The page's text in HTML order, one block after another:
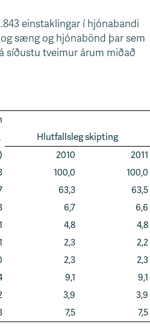
einstaklingar í hjónabandi
sæng og hjónabönd þar sem
síðustu tveimur árum miðað
Hlutfallsleg skipting
2010
2011
100,0
100,0
63,3
63,5
6,7
6,6
4,8
4,8
2,3
2,2
2,3
2,3
9,1
9,1
3,9
3,9
7,5 7,5